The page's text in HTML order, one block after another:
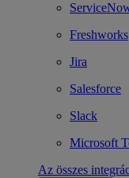
Freshworks
Jira
Salesforce
Slack
Microsoft
Az összes